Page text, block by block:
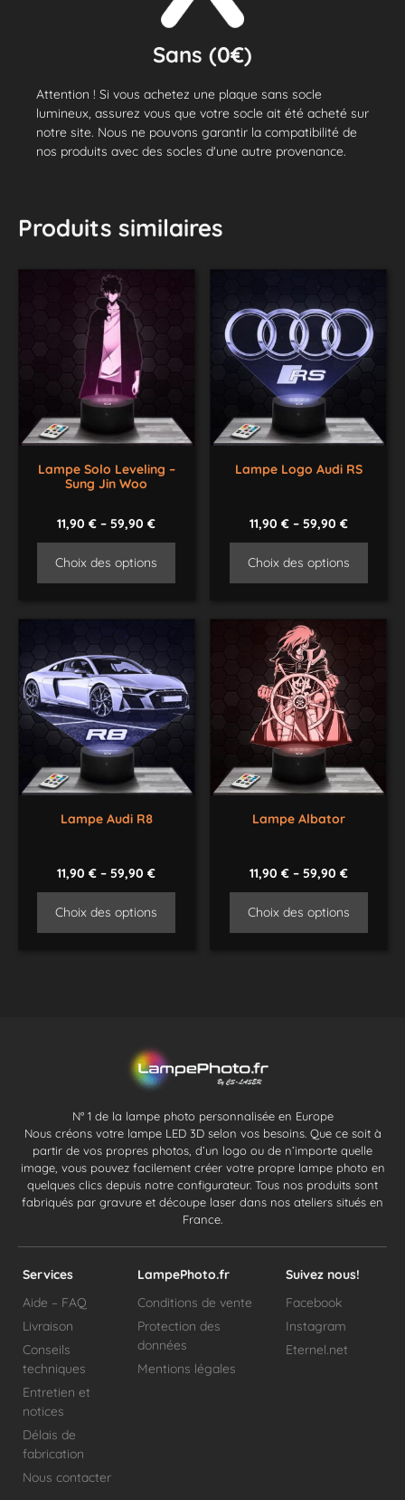
Sans (0€)
Attention ! Si vous achetez une plaque sans socle
lumineux, assurez vous que votre socle ait été acheté sur
notre site. Nous ne pouvons garantir la compatibilité de
nos produits avec des socles d'une autre provenance.
Produits similaires
Lampe Solo Leveling –
Sung Jin Woo
11,90€ –59,90€
Choix des options
Lampe Logo Audi RS
11,90 €– 59,90 €
Choix des options
Lampe Audi R8
11,90€ –59,90€
Choix des options
Lampe Albator
11,90 €– 59,90 €
Choix des options
N° 1 de la lampe photo personnalisée en Europe
Nous créons votre lampe LED 3D selon vos besoins. Que ce soit à
partir de vos propres photos, d’un logo ou de n’importe quelle
image, vous pouvez facilement créer votre propre lampe photo en
quelques clics depuis notre configurateur. Tous nos produits sont
fabriqués par gravure et découpe laser dans nos ateliers situés en
France.
Services
Aide – FAQ
Livraison
Conseils
techniques
Entretien et
notices
Délais de
fabrication
Nous contacter
LampePhoto.fr
Conditions de vente
Protection des
données
Mentions légales
Suivez nous!
Facebook
Instagram
Eternel.net